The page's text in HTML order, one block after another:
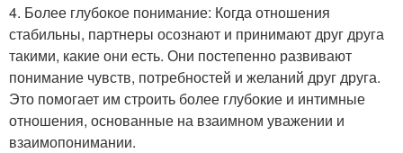
4. Более глубокое понимание: Когда отношения
стабильны, партнеры осознают и принимают друг друга
такими, какие они есть. Они постепенно развивают
понимание чувств, потребностей и желаний друг друга.
Это помогает им строить более глубокие и интимные
отношения, основанные на взаимном уважении и
взаимопонимании.